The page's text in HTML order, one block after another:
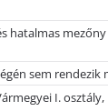
hatalmas mezőny
sem rendezik
I.